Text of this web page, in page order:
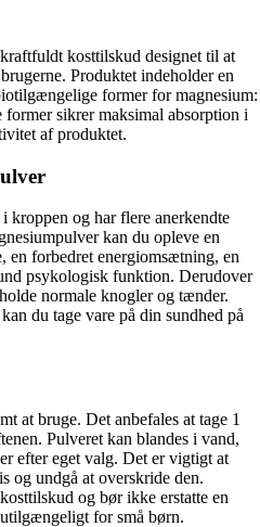
kosttilskud designet til at
Produktet indeholder en
former for magnesium:
sikrer maksimal absorption i
af produktet.
kroppen og har flere anerkendte
kan du opleve en
en forbedret energiomsætning, en
psykologisk funktion. Derudover
normale knogler og tænder.
du tage vare på din sundhed på
at bruge. Det anbefales at tage 1
Pulveret kan blandes i vand,
efter eget valg. Det er vigtigt at
og undgå at overskride den.
og bør ikke erstatte en
for små børn.